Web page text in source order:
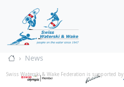
News
Swiss Waterski & Wake Federation is supported by